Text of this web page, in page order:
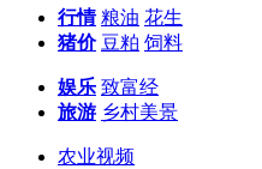
行情 粮油 花生
猪价 豆粕 饲料
娱乐 致富经
旅游 乡村美景
农业视频